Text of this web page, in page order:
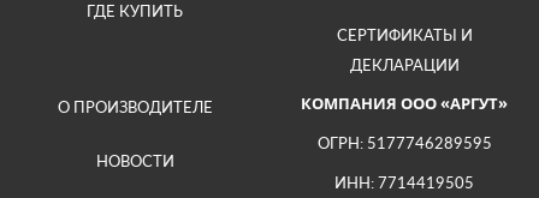
ГДЕ КУПИТЬ
СЕРТИФИКАТЫ И
ДЕКЛАРАЦИИ
О ПРОИЗВОДИТЕЛЕ
НОВОСТИ
КОМПАНИЯ ООО «АРГУТ»
ОГРН: 5177746289595
ИНН: 7714419505